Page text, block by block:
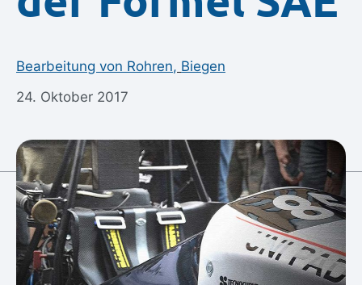
Bearbeitung von Rohren, Biegen
24. Oktober 2017